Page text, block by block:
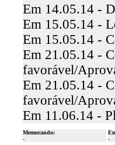
Em 14.05.14 -
Em 15.05.14 -
Em 15.05.14 -
Em 21.05.14 -
favorável/
Em 21.05.14 -
favorável/
Em 11.06.14 -
Memorando:
-
-